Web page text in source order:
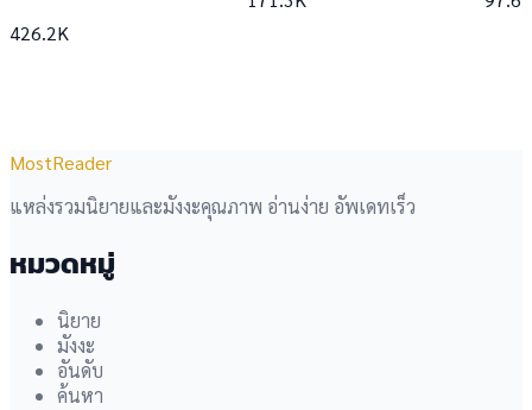
426.2K
MostReader
แหล่งรวมนิยายและมังงะคุณภาพ อ่านง่าย อัพเดทเร็ว
หมวดหมู่
นิยาย
มังงะ
อันดับ
ค้นหา